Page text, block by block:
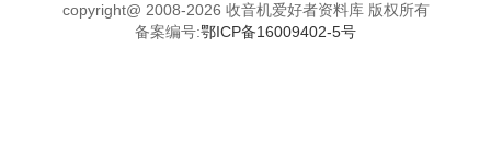
copyright@ 2008-2026 收音机爱好者资料库 版权所有
备案编号:鄂ICP备16009402-5号